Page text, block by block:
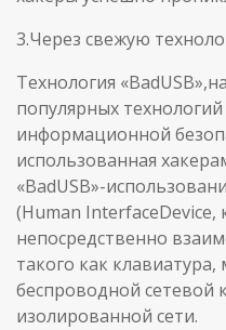
3.Через свежую
Технология
популярных
информационной
использованная
«BadUSB»-
(Human
непосредственно
такого как
беспроводной сетевой
изолированной сети.